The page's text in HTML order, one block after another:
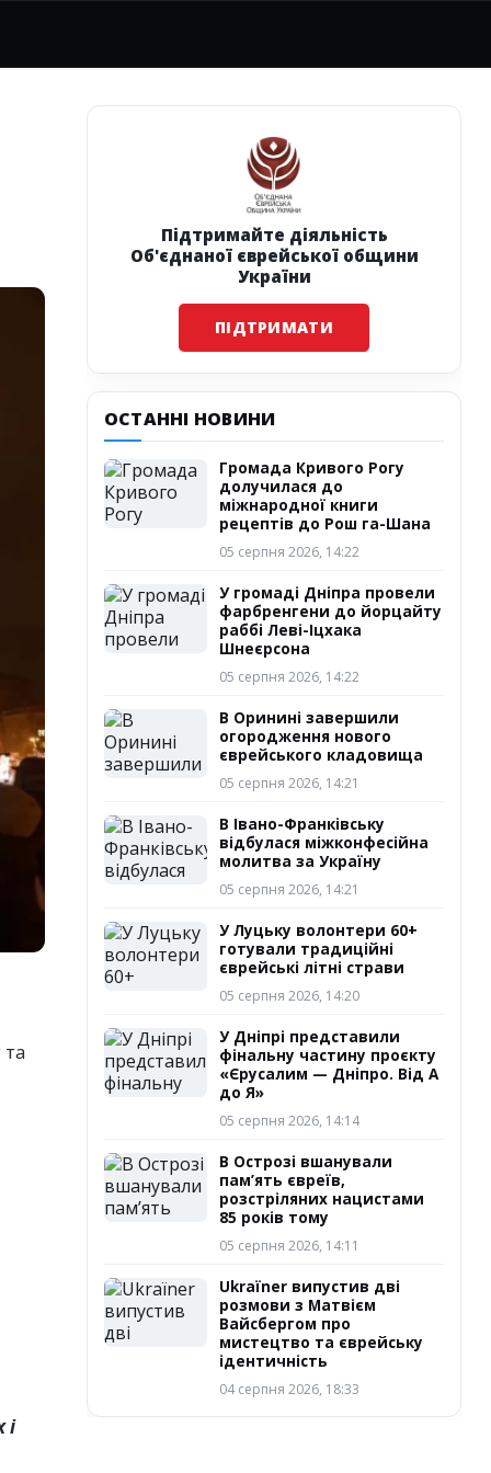
та
і
Підтримайте діяльність
Об'єднаної єврейської общини
України
ПІДТРИМАТИ
ОСТАННІ НОВИНИ
Громада Кривого Рогу
долучилася до
міжнародної книги
рецептів до Рош га-Шана
05 серпня 2026, 14:22
У громаді Дніпра провели
фарбренгени до йорцайту
раббі Леві-Іцхака
Шнеєрсона
05 серпня 2026, 14:22
В Оринині завершили
огородження нового
єврейського кладовища
05 серпня 2026, 14:21
В Івано-Франківську
відбулася міжконфесійна
молитва за Україну
05 серпня 2026, 14:21
У Луцьку волонтери 60+
готували традиційні
єврейські літні страви
05 серпня 2026, 14:20
У Дніпрі представили
фінальну частину проєкту
«Єрусалим — Дніпро. Від А
до Я»
05 серпня 2026, 14:14
В Острозі вшанували
пам’ять євреїв,
розстріляних нацистами
85 років тому
05 серпня 2026, 14:11
Ukraїner випустив дві
розмови з Матвієм
Вайсбергом про
мистецтво та єврейську
ідентичність
04 серпня 2026, 18:33